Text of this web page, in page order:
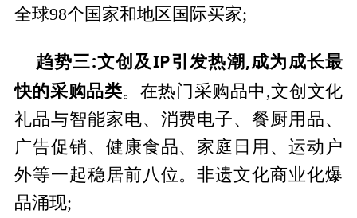
全球98个国家和地区国际买家;
趋势三:文创及IP引发热潮,成为成长最
快的采购品类。在热门采购品中,文创文化
礼品与智能家电、消费电子、餐厨用品、
广告促销、健康食品、家庭日用、运动户
外等一起稳居前八位。非遗文化商业化爆
品涌现;